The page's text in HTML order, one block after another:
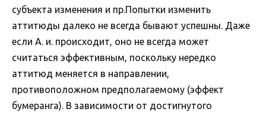
субъекта изменения и пр.Попытки изменить
аттитюды далеко не всегда бывают успешны. Даже
если А. и. происходит, оно не всегда может
считаться эффективным, поскольку нередко
аттитюд меняется в направлении,
противоположном предполагаемому (эффект
бумеранга). В зависимости от достигнутого